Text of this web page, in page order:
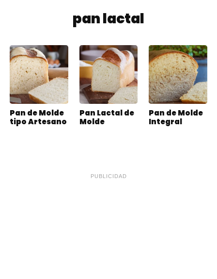
pan lactal
Pan de Molde
tipo Artesano
Pan Lactal de
Molde
Pan de Molde
Integral
PUBLICIDAD